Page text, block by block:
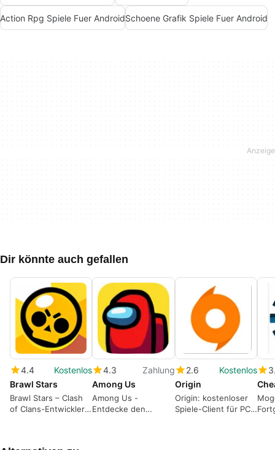
Action Rpg Spiele Fuer AndroidSchoene Grafik Spiele Fuer Android
Dir könnte auch gefallen
4.4
Kostenlos
Brawl Stars
Brawl Stars – Clash
of Clans-Entwickler
4.3
Zahlung
Among Us
Among Us -
Entdecke den
2.6
Kostenlos
Origin
Origin: kostenloser
Spiele-Client für PC